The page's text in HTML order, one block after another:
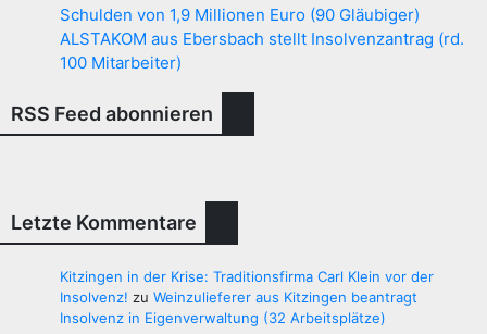
Schulden von 1,9 Millionen Euro (90 Gläubiger)
ALSTAKOM aus Ebersbach stellt Insolvenzantrag (rd.
100 Mitarbeiter)
RSS Feed abonnieren
Letzte Kommentare
Kitzingen in der Krise: Traditionsfirma Carl Klein vor der
Insolvenz! zu Weinzulieferer aus Kitzingen beantragt
Insolvenz in Eigenverwaltung (32 Arbeitsplätze)